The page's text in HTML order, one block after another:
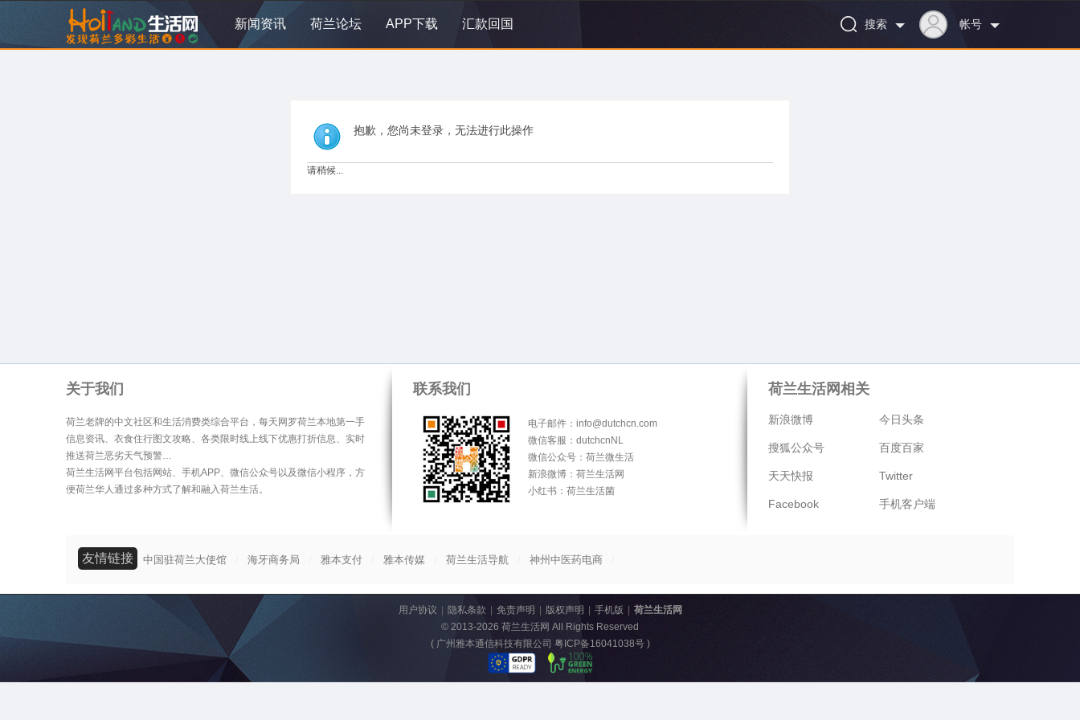
新闻资讯 荷兰论坛 APP下载 汇款回国 帐号
搜索
抱歉，您尚未登录，无法进行此操作
请稍候...
关于我们
荷兰老牌的中文社区和生活消费类综合平台，每天网罗荷兰本地第一手
信息资讯、衣食住行图文攻略、各类限时线上线下优惠打折信息、实时
推送荷兰恶劣天气预警…
荷兰生活网平台包括网站、手机APP、微信公众号以及微信小程序，方
便荷兰华人通过多种方式了解和融入荷兰生活。
联系我们
电子邮件：info@dutchcn.com
微信客服：dutchcnNL
微信公众号：荷兰微生活
新浪微博：荷兰生活网
小红书：荷兰生活菌
荷兰生活网相关
新浪微博 今日头条
搜狐公众号 百度百家
天天快报 Twitter
Facebook 手机客户端
友情链接 中国驻荷兰大使馆 海牙商务局 雅本支付 雅本传媒 荷兰生活导航 神州中医药电商
用户协议 隐私条款 免责声明 版权声明 手机版
荷兰生活网
© 2013-2026 荷兰生活网 All Rights Reserved
( 广州雅本通信科技有限公司 粤ICP备16041038号)